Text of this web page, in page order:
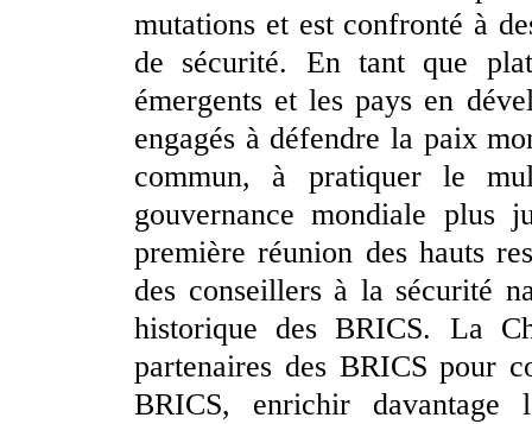
mutations et est confronté à
de sécurité. En tant que
émergents et les pays en
engagés à défendre la paix
commun, à pratiquer le
gouvernance mondiale plus
première réunion des hauts
des conseillers à la sécurité
historique des BRICS. La
partenaires des BRICS pour
BRICS, enrichir davantage